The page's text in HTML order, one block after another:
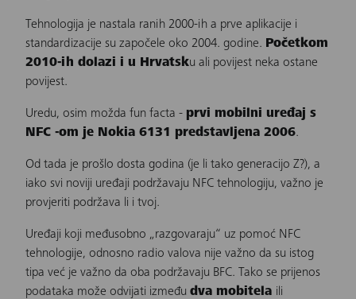
Tehnologija je nastala ranih 2000-ih a prve aplikacije i
standardizacije su započele oko 2004. godine. Početkom
2010-ih dolazi i u Hrvatsku ali povijest neka ostane
povijest.
Uredu, osim možda fun facta - prvi mobilni uređaj s
NFC -om je Nokia 6131 predstavljena 2006.
Od tada je prošlo dosta godina (je li tako generacijo Z?), a
iako svi noviji uređaji podržavaju NFC tehnologiju, važno je
provjeriti podržava li i tvoj.
Uređaji koji međusobno „razgovaraju“ uz pomoć NFC
tehnologije, odnosno radio valova nije važno da su istog
tipa već je važno da oba podržavaju BFC. Tako se prijenos
podataka može odvijati između dva mobitela ili